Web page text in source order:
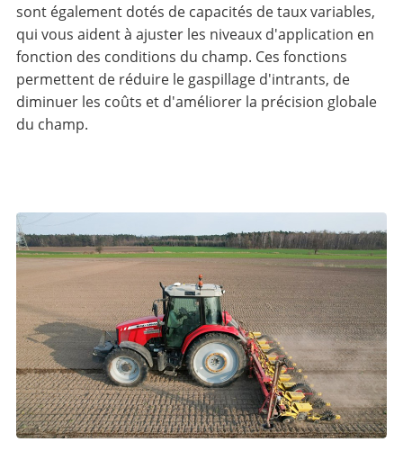
sont également dotés de capacités de taux variables,
qui vous aident à ajuster les niveaux d'application en
fonction des conditions du champ. Ces fonctions
permettent de réduire le gaspillage d'intrants, de
diminuer les coûts et d'améliorer la précision globale
du champ.